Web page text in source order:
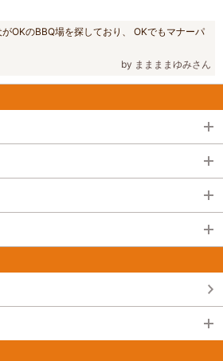
OKのBBQ場を探しており、 OKでもマナーパ
by ままままゆみさん